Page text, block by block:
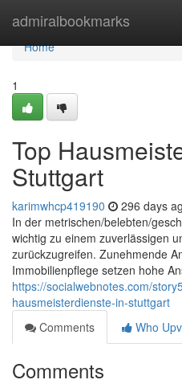
admiralbookmarks
Home
Home
1
Top
Stuttgart
karimwhcp419190 296 days
In der metrischen/belebten/
wichtig zu einem zuverlässigen
zurückzugreifen. Zunehmende
Immobilienpflege setzen hohe
https://socialwebnotes.com/
hausmeisterdienste-in-stuttgart
Comments
Who
Comments